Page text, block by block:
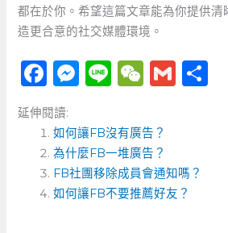
都在於你。希望這篇文章能為你提供清
造更合意的社交媒體環境。
F
a
c
e
b
o
M
ss
e
n
g
Li
e
W
C
h
a
t
G
延伸閱讀:
如何讓FB沒有廣告？
為什麼FB一堆廣告？
FB社團移除成員會通知嗎？
如何讓FB不要推薦好友？